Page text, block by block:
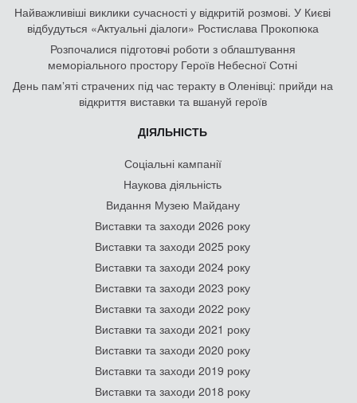
Найважливіші виклики сучасності у відкритій розмові. У Києві
відбудуться «Актуальні діалоги» Ростислава Прокопюка
Розпочалися підготовчі роботи з облаштування
меморіального простору Героїв Небесної Сотні
День памʼяті страчених під час теракту в Оленівці: прийди на
відкриття виставки та вшануй героїв
ДІЯЛЬНІСТЬ
Соціальні кампанії
Наукова діяльність
Видання Музею Майдану
Виставки та заходи 2026 року
Виставки та заходи 2025 року
Виставки та заходи 2024 року
Виставки та заходи 2023 року
Виставки та заходи 2022 року
Виставки та заходи 2021 року
Виставки та заходи 2020 року
Виставки та заходи 2019 року
Виставки та заходи 2018 року